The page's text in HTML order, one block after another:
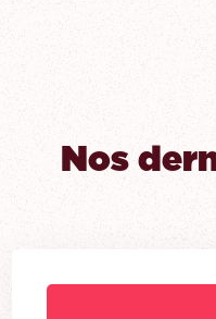
Nos